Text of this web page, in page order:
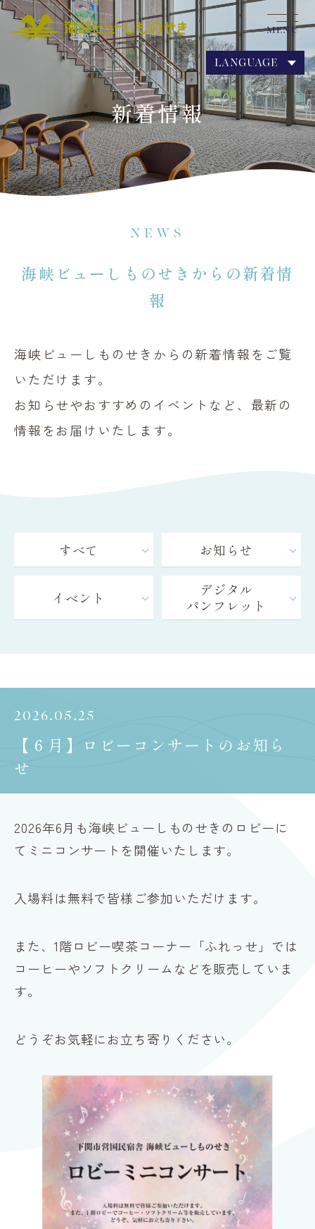
MENU
LANGUAGE
新着情報
NEWS
海峡ビューしものせきからの新着情
報
海峡ビューしものせきからの新着情報をご覧
いただけます。
お知らせやおすすめのイベントなど、最新の
情報をお届けいたします。
すべて お知らせ
イベント
デジタル
パンフレット
2026.05.25
【６月】ロビーコンサートのお知ら
せ
2026年6月も海峡ビューしものせきのロビーに
てミニコンサートを開催いたします。
入場料は無料で皆様ご参加いただけます。
また、1階ロビー喫茶コーナー「ふれっせ」では
コーヒーやソフトクリームなどを販売していま
す。
どうぞお気軽にお立ち寄りください。